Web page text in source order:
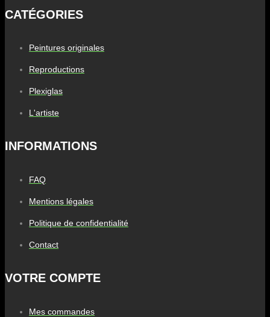
CATÉGORIES
Peintures originales
Reproductions
Plexiglas
L'artiste
INFORMATIONS
FAQ
Mentions légales
Politique de confidentialité
Contact
VOTRE COMPTE
Mes commandes